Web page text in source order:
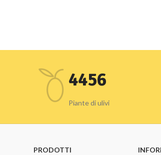
4456
Piante di ulivi
PRODOTTI